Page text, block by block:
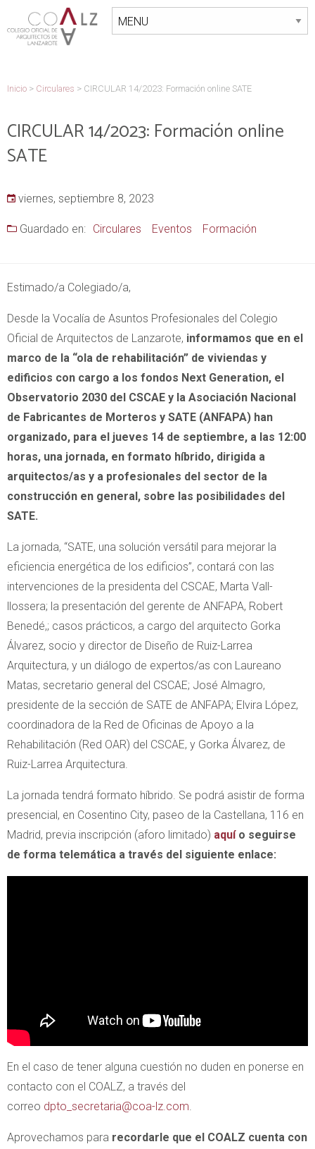
Inicio > Circulares > CIRCULAR 14/2023: Formación online SATE
CIRCULAR 14/2023: Formación online
SATE
viernes, septiembre 8, 2023
Guardado en: Circulares Eventos Formación
Estimado/a Colegiado/a,
Desde la Vocalía de Asuntos Profesionales del Colegio
Oficial de Arquitectos de Lanzarote, informamos que en el
marco de la “ola de rehabilitación” de viviendas y
edificios con cargo a los fondos Next Generation, el
Observatorio 2030 del CSCAE y la Asociación Nacional
de Fabricantes de Morteros y SATE (ANFAPA) han
organizado, para el jueves 14 de septiembre, a las 12:00
horas, una jornada, en formato híbrido, dirigida a
arquitectos/as y a profesionales del sector de la
construcción en general, sobre las posibilidades del
SATE.
La jornada, “SATE, una solución versátil para mejorar la
eficiencia energética de los edificios”, contará con las
intervenciones de la presidenta del CSCAE, Marta Vall-
llossera; la presentación del gerente de ANFAPA, Robert
Benedé,; casos prácticos, a cargo del arquitecto Gorka
Álvarez, socio y director de Diseño de Ruiz-Larrea
Arquitectura, y un diálogo de expertos/as con Laureano
Matas, secretario general del CSCAE; José Almagro,
presidente de la sección de SATE de ANFAPA; Elvira López,
coordinadora de la Red de Oficinas de Apoyo a la
Rehabilitación (Red OAR) del CSCAE, y Gorka Álvarez, de
Ruiz-Larrea Arquitectura.
La jornada tendrá formato híbrido. Se podrá asistir de forma
presencial, en Cosentino City, paseo de la Castellana, 116 en
Madrid, previa inscripción (aforo limitado) aquío seguirse
de forma telemática a través del siguiente enlace:
En el caso de tener alguna cuestión no duden en ponerse en
contacto con el COALZ, a través del
correo dpto_secretaria@coa-lz.com
Aprovechamos para recordarle que el COALZ cuenta con